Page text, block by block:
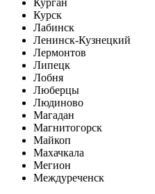
Курск
Лабинск
Ленинск-Кузнецкий
Лермонтов
Липецк
Лобня
Люберцы
Людиново
Магадан
Магнитогорск
Майкоп
Махачкала
Мегион
Междуреченск